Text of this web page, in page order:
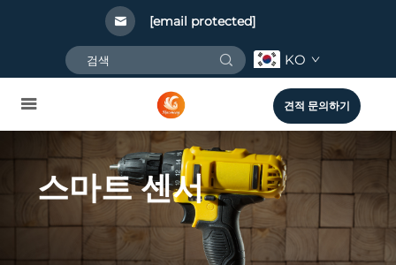
[email protected]
KO
견적 문의하기
스마트 센서